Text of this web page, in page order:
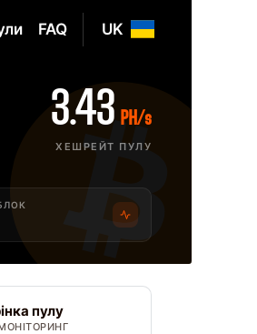
UK
FAQ
3.43 PH/s
ХЕШРЕЙТ ПУЛУ
пулу